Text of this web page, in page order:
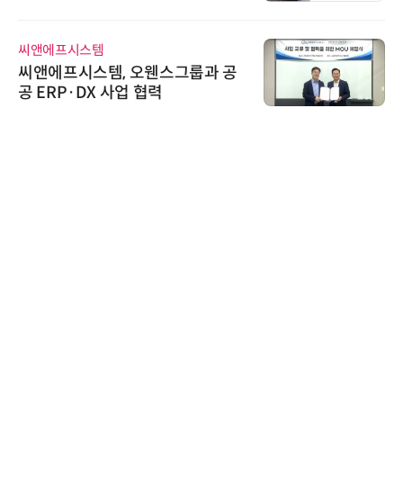
씨앤에프시스템
씨앤에프시스템, 오웬스그룹과 공
공 ERP·DX 사업 협력